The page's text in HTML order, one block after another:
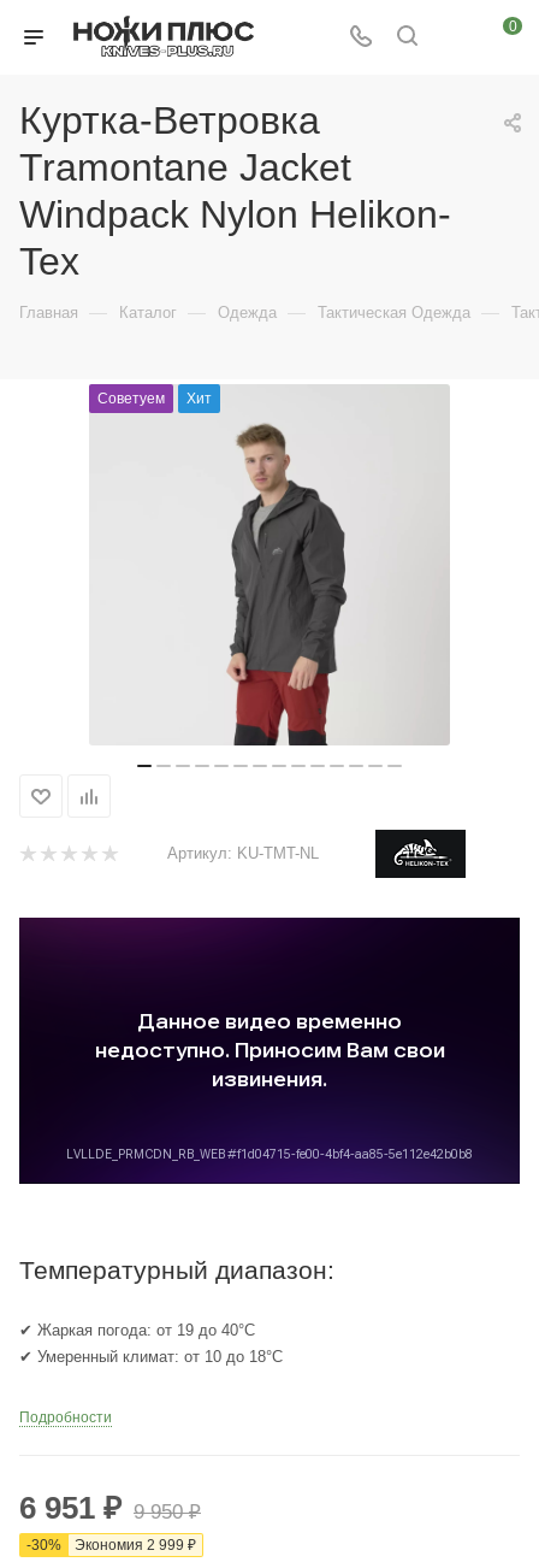
0
Куртка-Ветровка
Tramontane Jacket
Windpack Nylon Helikon-
Tex
Главная — Каталог — Одежда — Тактическая Одежда —
Советуем Хит
Артикул: KU-TMT-NL
Температурный диапазон:
✔ Жаркая погода: от 19 до 40°C
✔ Умеренный климат: от 10 до 18°C
Подробности
6 951 ₽ 9 950₽
-30% Экономия 2 999 ₽